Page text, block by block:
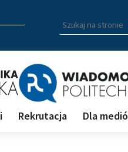
nazwiska bądź imię
Wpisz
szukaną
frazę
wyszukać
na
Rekrutacja Dla